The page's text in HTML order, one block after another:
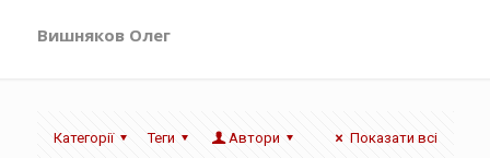
Вишняков Олег
Категорії Теги Автори Показати всі